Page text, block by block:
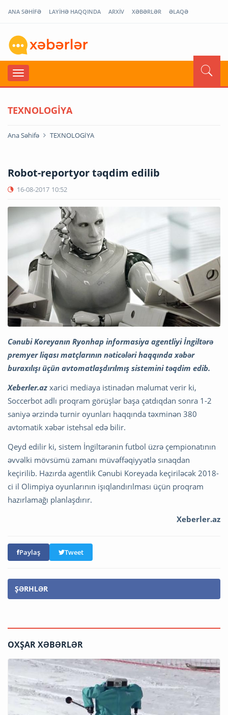
ANA SƏHİFƏ LAYİHƏ HAQQINDA ARXİV XƏBƏRLƏR ƏLAQƏ
TEXNOLOGİYA
Ana Səhifə TEXNOLOGİYA
Robot-reportyor təqdim edilib
16-08-2017 10:52
Cənubi Koreyanın Ryonhap informasiya agentliyi İngiltərə
premyer liqası matçlarının nəticələri haqqında xəbər
buraxılışı üçün avtomatlaşdırılmış sistemini təqdim edib.
Xeberler.az xarici mediaya istinadən məlumat verir ki,
Soccerbot adlı proqram görüşlər başa çatdıqdan sonra 1-2
saniyə ərzində turnir oyunları haqqında təxminən 380
avtomatik xəbər istehsal edə bilir.
Qeyd edilir ki, sistem İngiltərənin futbol üzrə çempionatının
əvvəlki mövsümü zamanı müvəffəqiyyətlə sınaqdan
keçirilib. Hazırda agentlik Cənubi Koreyada keçiriləcək 2018-
ci il Olimpiya oyunlarının işıqlandırılması üçün proqram
hazırlamağı planlaşdırır.
Xeberler.az
Paylaş Tweet
ŞƏRHLƏR
OXŞAR XƏBƏRLƏR